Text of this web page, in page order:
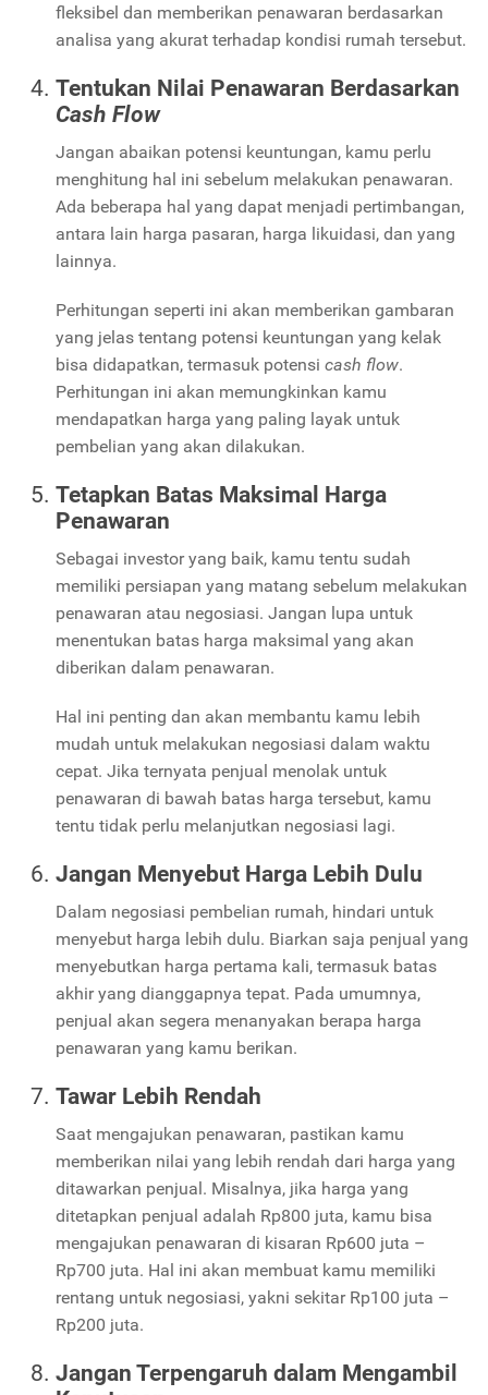
fleksibel dan memberikan penawaran berdasarkan
analisa yang akurat terhadap kondisi rumah tersebut.
Tentukan Nilai Penawaran Berdasarkan
Cash Flow
Jangan abaikan potensi keuntungan, kamu perlu
menghitung hal ini sebelum melakukan penawaran.
Ada beberapa hal yang dapat menjadi pertimbangan,
antara lain harga pasaran, harga likuidasi, dan yang
lainnya.
Perhitungan seperti ini akan memberikan gambaran
yang jelas tentang potensi keuntungan yang kelak
bisa didapatkan, termasuk potensi cash flow.
Perhitungan ini akan memungkinkan kamu
mendapatkan harga yang paling layak untuk
pembelian yang akan dilakukan.
Tetapkan Batas Maksimal Harga
Penawaran
Sebagai investor yang baik, kamu tentu sudah
memiliki persiapan yang matang sebelum melakukan
penawaran atau negosiasi. Jangan lupa untuk
menentukan batas harga maksimal yang akan
diberikan dalam penawaran.
Hal ini penting dan akan membantu kamu lebih
mudah untuk melakukan negosiasi dalam waktu
cepat. Jika ternyata penjual menolak untuk
penawaran di bawah batas harga tersebut, kamu
tentu tidak perlu melanjutkan negosiasi lagi.
Jangan Menyebut Harga Lebih Dulu
Dalam negosiasi pembelian rumah, hindari untuk
menyebut harga lebih dulu. Biarkan saja penjual yang
menyebutkan harga pertama kali, termasuk batas
akhir yang dianggapnya tepat. Pada umumnya,
penjual akan segera menanyakan berapa harga
penawaran yang kamu berikan.
Tawar Lebih Rendah
Saat mengajukan penawaran, pastikan kamu
memberikan nilai yang lebih rendah dari harga yang
ditawarkan penjual. Misalnya, jika harga yang
ditetapkan penjual adalah Rp800 juta, kamu bisa
mengajukan penawaran di kisaran Rp600 juta –
Rp700 juta. Hal ini akan membuat kamu memiliki
rentang untuk negosiasi, yakni sekitar Rp100 juta –
Rp200 juta.
Jangan Terpengaruh dalam Mengambil